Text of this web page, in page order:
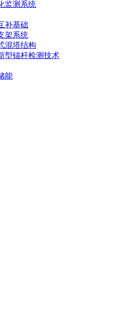
监测系统
补基础
架系统
混塔结构
型锚杆检测技术
能